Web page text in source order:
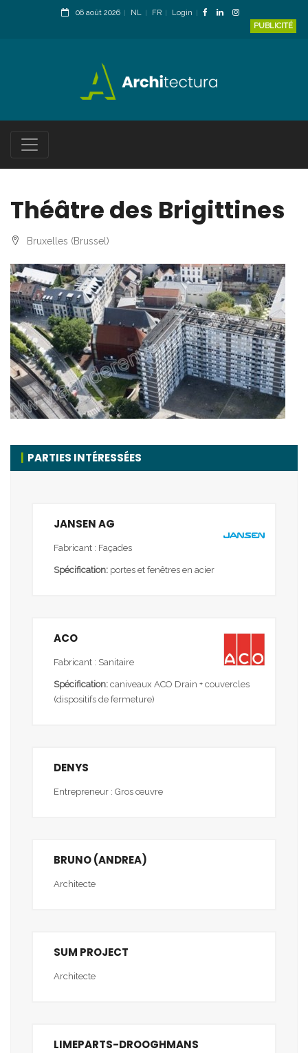
06 août 2026 NL FR
Login
PUBLICITÉ
Théâtre des Brigittines
Bruxelles (Brussel)
PARTIES INTÉRESSÉES
JANSEN AG
Fabricant : Façades
Spécification: portes et fenêtres en acier
ACO
Fabricant : Sanitaire
Spécification: caniveaux ACO Drain + couvercles
(dispositifs de fermeture)
DENYS
Entrepreneur : Gros œuvre
BRUNO (ANDREA)
Architecte
SUM PROJECT
Architecte
LIMEPARTS-DROOGHMANS